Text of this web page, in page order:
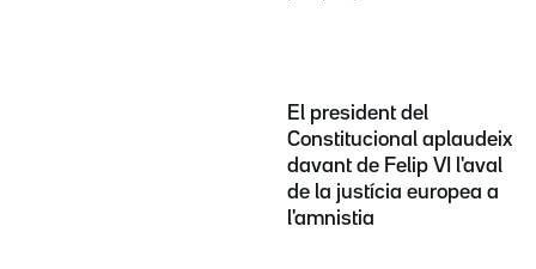
El president del
Constitucional aplaudeix
davant de Felip VI l'aval
de la justícia europea a
l'amnistia